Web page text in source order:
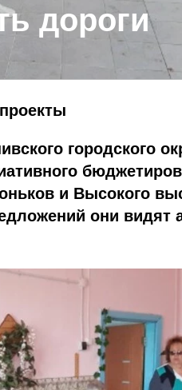
дороги
городского
и Высокого
они видят